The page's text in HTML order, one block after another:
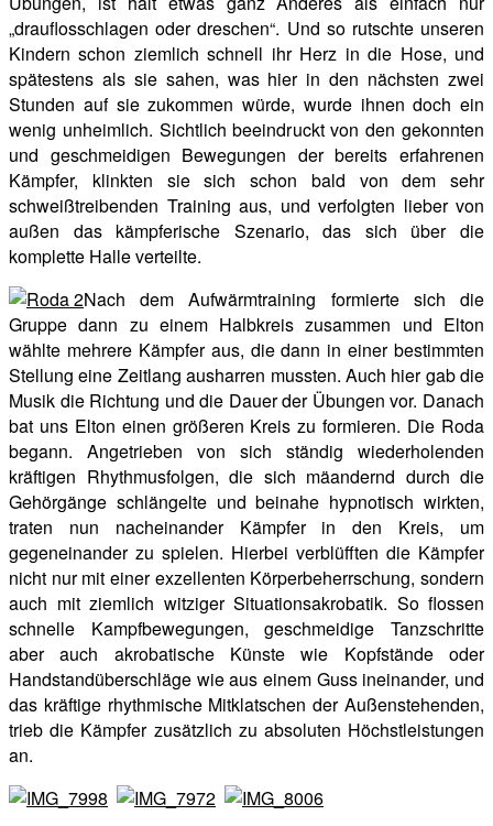
„drauflosschlagen oder dreschen“. Und so rutschte unseren
Kindern schon ziemlich schnell ihr Herz in die Hose, und
spätestens als sie sahen, was hier in den nächsten zwei
Stunden auf sie zukommen würde, wurde ihnen doch ein
wenig unheimlich. Sichtlich beeindruckt von den gekonnten
und geschmeidigen Bewegungen der bereits erfahrenen
Kämpfer, klinkten sie sich schon bald von dem sehr
schweißtreibenden Training aus, und verfolgten lieber von
außen das kämpferische Szenario, das sich über die
komplette Halle verteilte.
Nach dem Aufwärmtraining formierte sich die
Gruppe dann zu einem Halbkreis zusammen und Elton
wählte mehrere Kämpfer aus, die dann in einer bestimmten
Stellung eine Zeitlang ausharren mussten. Auch hier gab die
Musik die Richtung und die Dauer der Übungen vor. Danach
bat uns Elton einen größeren Kreis zu formieren. Die Roda
begann. Angetrieben von sich ständig wiederholenden
kräftigen Rhythmusfolgen, die sich mäandernd durch die
Gehörgänge schlängelte und beinahe hypnotisch wirkten,
traten nun nacheinander Kämpfer in den Kreis, um
gegeneinander zu spielen. Hierbei verblüfften die Kämpfer
nicht nur mit einer exzellenten Körperbeherrschung, sondern
auch mit ziemlich witziger Situationsakrobatik. So flossen
schnelle Kampfbewegungen, geschmeidige Tanzschritte
aber auch akrobatische Künste wie Kopfstände oder
Handstandüberschläge wie aus einem Guss ineinander, und
das kräftige rhythmische Mitklatschen der Außenstehenden,
trieb die Kämpfer zusätzlich zu absoluten Höchstleistungen
an.